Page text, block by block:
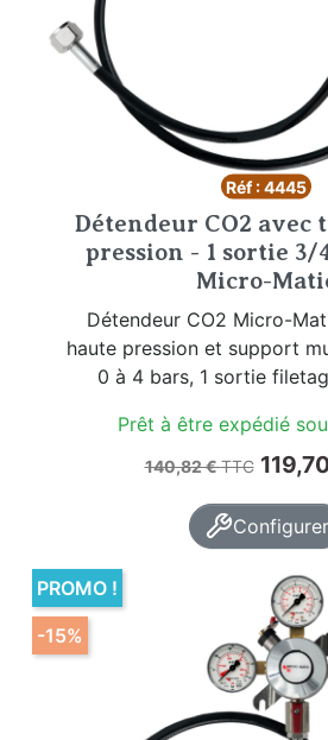
Réf : 4445
Détendeur CO2 avec
pression - 1 sortie 3/
Micro-
Détendeur CO2 Micro-
haute pression et support
0 à 4 bars, 1 sortie
Prêt à être expédié
Prix de base
140,82 €TTC Prix
Configurer
PROMO !
-15%